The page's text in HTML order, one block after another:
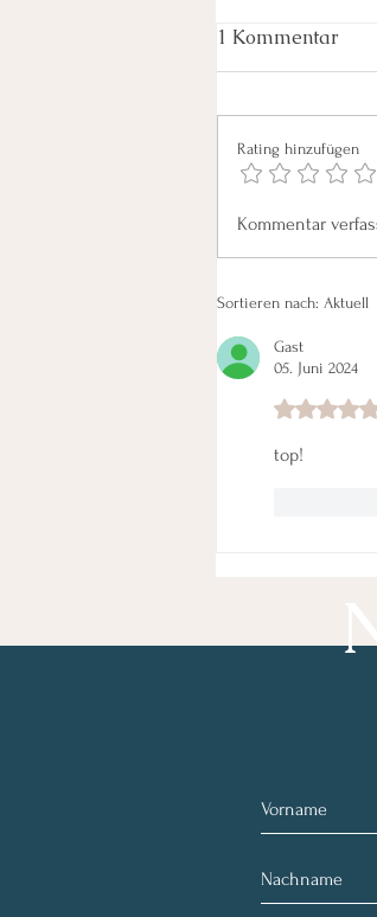
Schatten
1 Kommentar
Rating hinzufügen
Kommentar
Sortieren nach: Aktuell
Gast
05. Juni 2024
Mit 5 von 5
top!